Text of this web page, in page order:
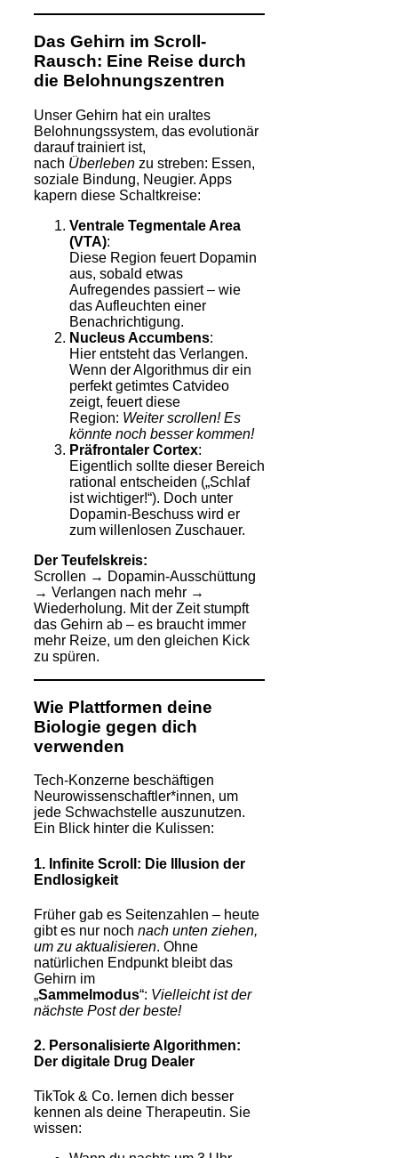
Das Gehirn im Scroll-
Rausch: Eine Reise durch
die Belohnungszentren
Unser Gehirn hat ein uraltes
Belohnungssystem, das evolutionär
darauf trainiert ist,
nach Überleben zu streben: Essen,
soziale Bindung, Neugier. Apps
kapern diese Schaltkreise:
Ventrale Tegmentale Area
(VTA):
Diese Region feuert Dopamin
aus, sobald etwas
Aufregendes passiert – wie
das Aufleuchten einer
Benachrichtigung.
Nucleus Accumbens:
Hier entsteht das Verlangen.
Wenn der Algorithmus dir ein
perfekt getimtes Catvideo
zeigt, feuert diese
Region: Weiter scrollen! Es
könnte noch besser kommen!
Präfrontaler Cortex:
Eigentlich sollte dieser Bereich
rational entscheiden („Schlaf
ist wichtiger!“). Doch unter
Dopamin-Beschuss wird er
zum willenlosen Zuschauer.
Der Teufelskreis:
Scrollen → Dopamin-Ausschüttung
→ Verlangen nach mehr →
Wiederholung. Mit der Zeit stumpft
das Gehirn ab – es braucht immer
mehr Reize, um den gleichen Kick
zu spüren.
Wie Plattformen deine
Biologie gegen dich
verwenden
Tech-Konzerne beschäftigen
Neurowissenschaftler*innen, um
jede Schwachstelle auszunutzen.
Ein Blick hinter die Kulissen:
1. Infinite Scroll: Die Illusion der
Endlosigkeit
Früher gab es Seitenzahlen – heute
gibt es nur noch nach unten ziehen,
um zu aktualisieren. Ohne
natürlichen Endpunkt bleibt das
Gehirn im
„Sammelmodus“: Vielleicht ist der
nächste Post der beste!
2. Personalisierte Algorithmen:
Der digitale Drug Dealer
TikTok & Co. lernen dich besser
kennen als deine Therapeutin. Sie
wissen: